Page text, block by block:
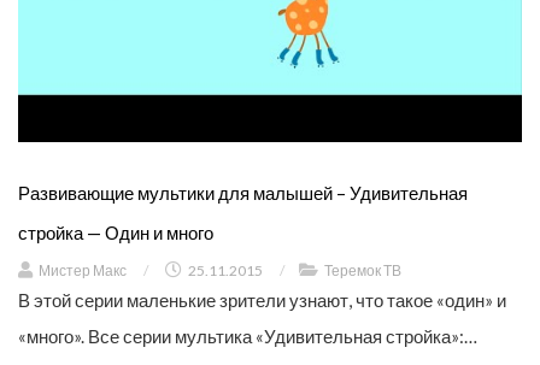
Развивающие мультики для малышей – Удивительная
стройка — Один и много
Мистер Макс / 25.11.2015 / Теремок ТВ
В этой серии маленькие зрители узнают, что такое «один» и
«много». Все серии мультика «Удивительная стройка»:…